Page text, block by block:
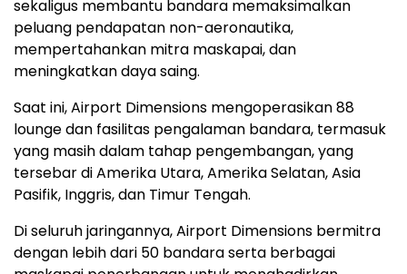
sekaligus membantu bandara memaksimalkan
peluang pendapatan non-aeronautika,
mempertahankan mitra maskapai, dan
meningkatkan daya saing.
Saat ini, Airport Dimensions mengoperasikan 88
lounge dan fasilitas pengalaman bandara, termasuk
yang masih dalam tahap pengembangan, yang
tersebar diAmerika Utara, Amerika Selatan, Asia
Pasifik, Inggris, dan Timur Tengah.
Di seluruh jaringannya, Airport Dimensions bermitra
dengan lebih dari 50 bandara serta berbagai